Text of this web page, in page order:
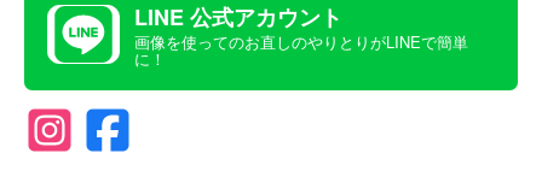
LINE 公式アカウント
画像を使ってのお直しのやりとりがLINEで簡単
に！